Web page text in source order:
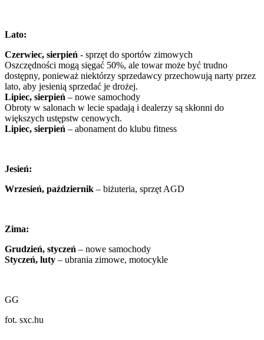
Lato:
Czerwiec, sierpień - sprzęt do sportów zimowych
Oszczędności mogą sięgać 50%, ale towar może być trudno
dostępny, ponieważ niektórzy sprzedawcy przechowują narty przez
lato, aby jesienią sprzedać je drożej.
Lipiec, sierpień – nowe samochody
Obroty w salonach w lecie spadają i dealerzy są skłonni do
większych ustępstw cenowych.
Lipiec, sierpień – abonament do klubu fitness
Jesień:
Wrzesień, październik – biżuteria, sprzęt AGD
Zima:
Grudzień, styczeń – nowe samochody
Styczeń, luty – ubrania zimowe, motocykle
GG
fot. sxc.hu